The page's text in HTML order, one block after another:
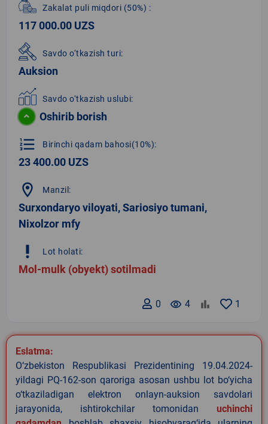
Zakalat puli miqdori (50%) :
117 000.00 UZS
Savdo o‘tkazish turi:
Auksion
Savdo o‘tkazish uslubi:
Oshirib borish
format_list_numbered Birinchi qadam bahosi(10%):
23 400.00 UZS
location_on Manzil:
Surxondaryo viloyati, Sariosiyo tumani,
Nixolzor mfy
priority_high Lot holati:
Mol-mulk (obyekt) sotilmadi
1
remove_red_eye 4
0
Eslatma:
O‘zbekiston Respublikasi Prezidentining 19.04.2024-
yildagi PQ-162-son qaroriga asosan ushbu lot bo‘yicha
o‘tkaziladigan elektron onlayn-auksion savdolari
jarayonida, ishtirokchilar tomonidan uchinchi